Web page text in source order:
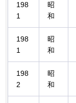
198
1
昭
和
198
1
昭
和
198
2
昭
和